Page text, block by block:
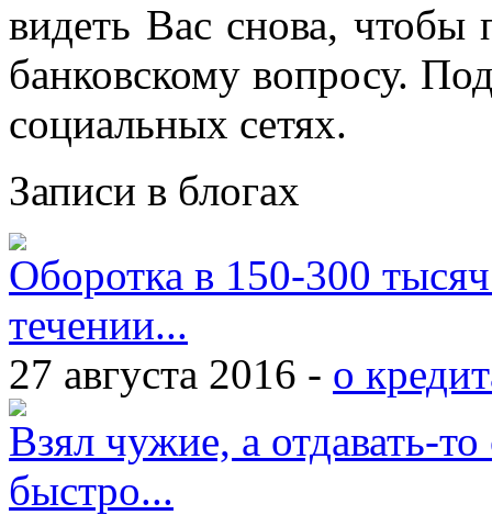
видеть Вас снова, чтобы
банковскому вопросу.
социальных сетях.
Записи в блогах
Оборотка в 150-300
течении...
27 августа 2016 - о
Взял чужие, а отдавать-
быстро...